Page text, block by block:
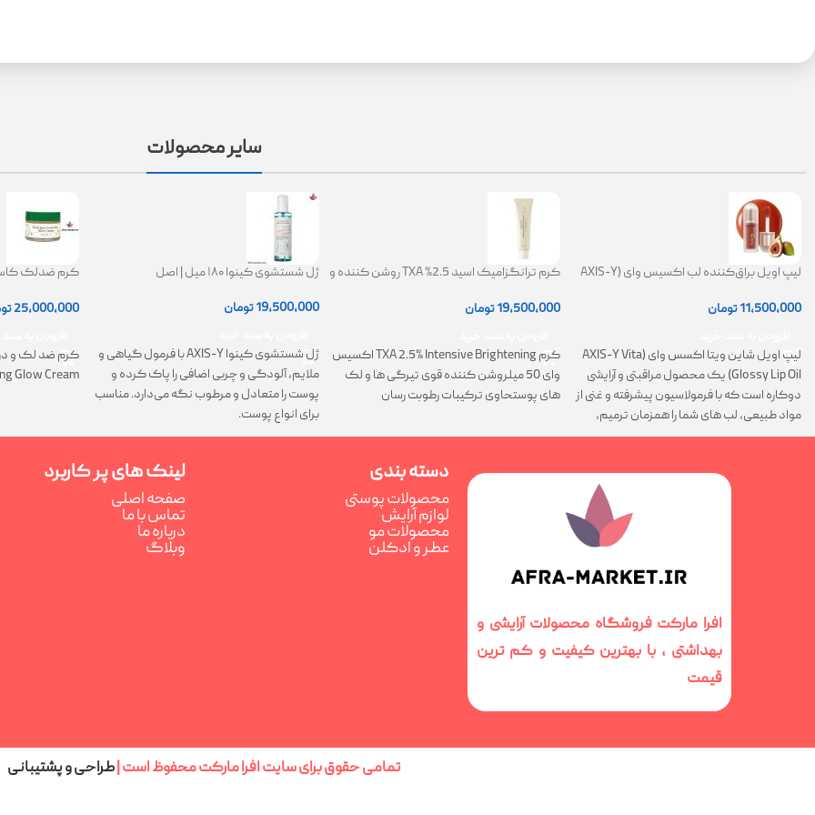
سایر محصولات
لیپ اویل براق‌کننده لب اکسیس وای (AXIS-Y
11,500,000تومان
لیپ اویل شاین ویتا اکسس وای (AXIS-Y Vita
Glossy Lip Oil) یک محصول مراقبتی و آرایشی
دوکاره است که با فرمولاسیون پیشرفته و غنی از
مواد طبیعی، لب های شما را همزمان ترمیم،
تغذیه و فوق العاده درخشان می کند
کرم ترانگزامیک اسید 2.5% TXA روشن کننده و
19,500,000تومان
کرم TXA 2.5% Intensive Brightening اکسیس
وای 50 میلروشن کننده قوی تیرگی ها و لک
های پوستحاوی ترکیبات رطوبت رسان
ژل شستشوی کینوا ۱۸۰ میل | اصل
19,500,000تومان
ژل شستشوی کینوا AXIS-Y با فرمول گیاهی و
ملایم، آلودگی و چربی اضافی را پاک کرده و
پوست را متعادل و مرطوب نگه می‌دارد. مناسب
برای انواع پوست.
25,000,000
کرم ضد لک و
Glow Cream
افرا مارکت فروشگاه محصولات آرایشی و
بهداشتی ، با بهترین کیفیت و کم ترین
قیمت
دسته بندی
محصولات پوستی
لوازم آرایش
محصولات مو
عطر و ادکلن
لینک های پر کاربرد
صفحه اصلی
تماس با ما
درباره ما
وبلاگ
تمامی حقوق برای سایت افرا مارکت محفوظ است | طراحی و پشتیبانی